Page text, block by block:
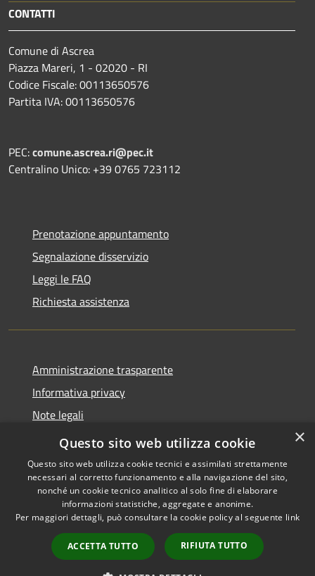
CONTATTI
Comune di Ascrea
Piazza Mareri, 1 - 02020 - RI
Codice Fiscale: 00113650576
Partita IVA: 00113650576
PEC:comune.ascrea.ri@pec.it
Centralino Unico: +39 0765 723112
Prenotazione appuntamento
Segnalazione disservizio
Leggi le FAQ
Richiesta assistenza
Amministrazione trasparente
Informativa privacy
Note legali
Dichiarazione di accessibilità
Accessibilità
Copyright © 2026 • Comune di
Ascrea • Powered by
Municipium•
Accesso
redazione
×
Questo sito web utilizza cookie
Questo sito web utilizza cookie tecnici e assimilati strettamente
necessari al corretto funzionamento e alla navigazione del sito,
nonché un cookie tecnico analitico al solo fine di elaborare
informazioni statistiche, aggregate e anonime.
Per maggiori dettagli, può consultare la cookie policy al seguente link
ACCETTA TUTTO RIFIUTA TUTTO